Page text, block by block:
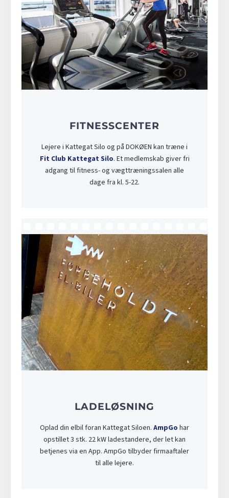
FITNESSCENTER
Lejere i Kattegat Silo og på DOKØEN kan træne i
Fit Club Kattegat Silo. Et medlemskab giver fri
adgang til fitness- og vægttræningssalen alle
dage fra kl. 5-22.
LADELØSNING
Oplad din elbil foran Kattegat Siloen. AmpGo har
opstillet 3 stk. 22 kW ladestandere, der let kan
betjenes via en App. AmpGo tilbyder firmaaftaler
til alle lejere.